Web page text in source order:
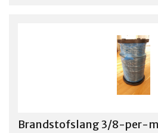
Brandstofslang 3/8-per-